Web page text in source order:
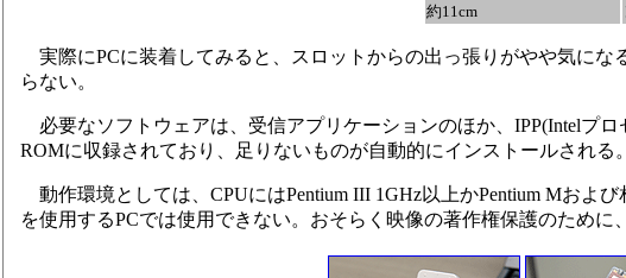
約11cm
実際にPCに装着してみると、スロットからの出っ張りがやや気に
らない。
必要なソフトウェアは、受信アプリケーションのほか、IPP(Intelプ
ROMに収録されており、足りないものが自動的にインストールされる。
動作環境としては、CPUにはPentium III 1GHz以上かPentium Mおよ
を使用するPCでは使用できない。おそらく映像の著作権保護のために